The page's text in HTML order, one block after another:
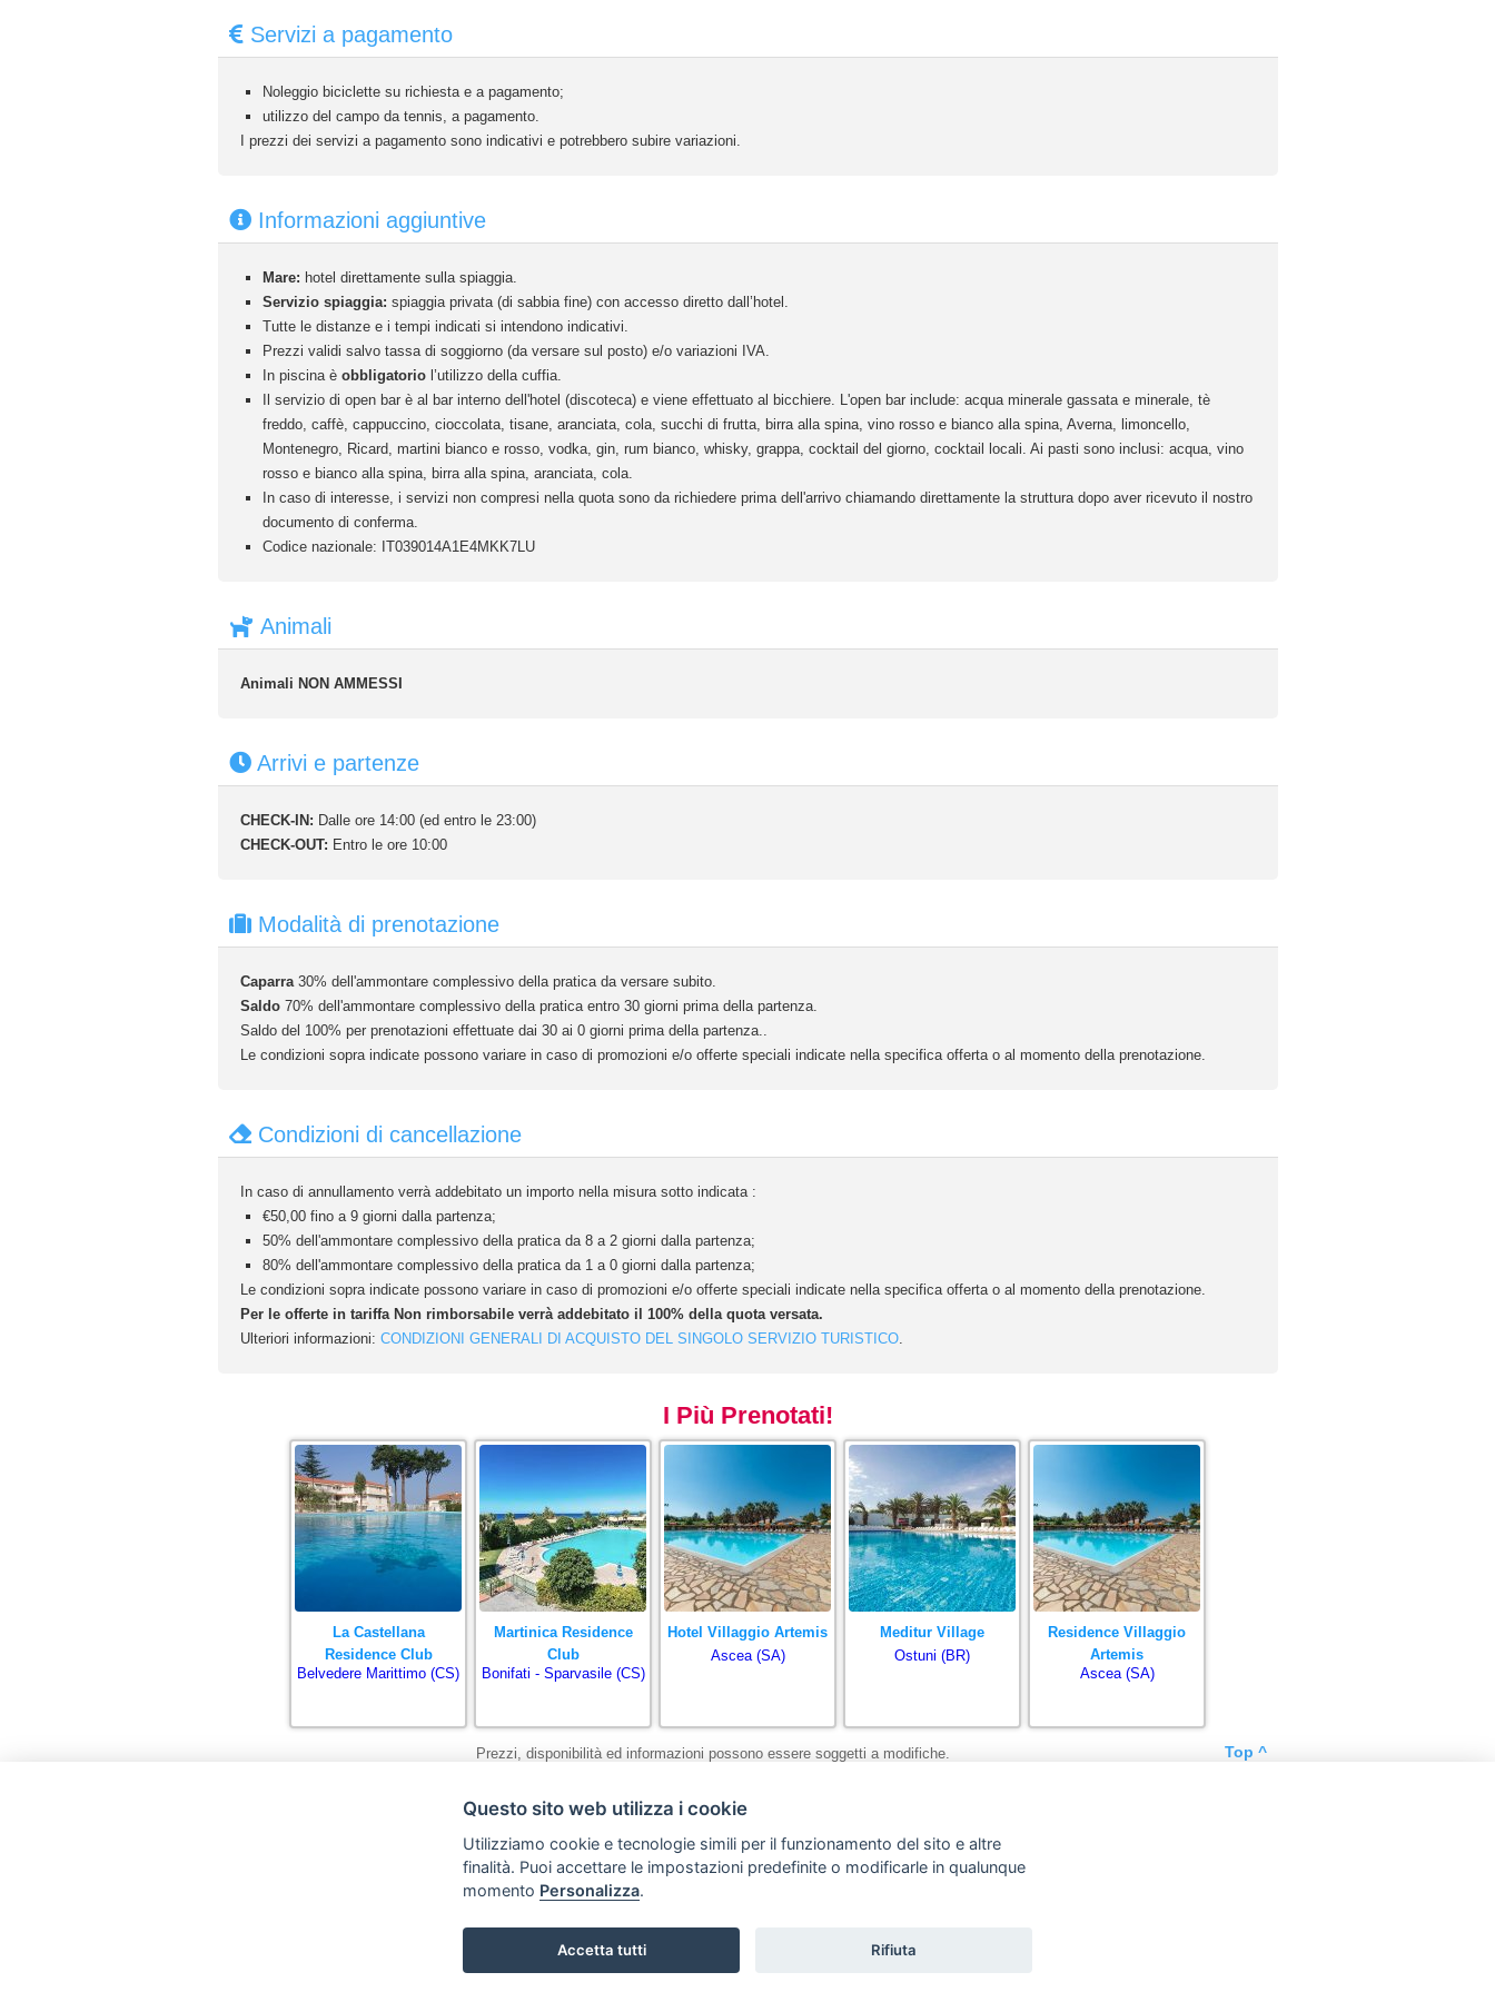
Servizi a pagamento
Noleggio biciclette su richiesta e a pagamento;
utilizzo del campo da tennis, a pagamento.
I prezzi dei servizi a pagamento sono indicativi e potrebbero subire variazioni.
Informazioni aggiuntive
Mare: hotel direttamente sulla spiaggia.
Servizio spiaggia: spiaggia privata (di sabbia fine) con accesso diretto dall’hotel.
Tutte le distanze e i tempi indicati si intendono indicativi.
Prezzi validi salvo tassa di soggiorno (da versare sul posto) e/o variazioni IVA.
In piscina è obbligatoriol’utilizzo della cuffia.
Il servizio di open bar è al bar interno dell'hotel (discoteca) e viene effettuato al bicchiere. L'open bar include: acqua minerale gassata e minerale, tè
freddo, caffè, cappuccino, cioccolata, tisane, aranciata, cola, succhi di frutta, birra alla spina, vino rosso e bianco alla spina, Averna, limoncello,
Montenegro, Ricard, martini bianco e rosso, vodka, gin, rum bianco, whisky, grappa, cocktail del giorno, cocktail locali. Ai pasti sono inclusi: acqua, vino
rosso e bianco alla spina, birra alla spina, aranciata, cola.
In caso di interesse, i servizi non compresi nella quota sono da richiedere prima dell'arrivo chiamando direttamente la struttura dopo aver ricevuto il nostro
documento di conferma.
Codice nazionale: IT039014A1E4MKK7LU
Animali
Animali NON AMMESSI
Arrivi e partenze
CHECK-IN: Dalle ore 14:00 (ed entro le 23:00)
CHECK-OUT: Entro le ore 10:00
Modalità di prenotazione
Caparra 30% dell'ammontare complessivo della pratica da versare subito.
Saldo 70% dell'ammontare complessivo della pratica entro 30 giorni prima della partenza.
Saldo del 100% per prenotazioni effettuate dai 30 ai 0 giorni prima della partenza..
Le condizioni sopra indicate possono variare in caso di promozioni e/o offerte speciali indicate nella specifica offerta o al momento della prenotazione.
Condizioni di cancellazione
In caso di annullamento verrà addebitato un importo nella misura sotto indicata :
€50,00 fino a 9 giorni dalla partenza;
50% dell'ammontare complessivo della pratica da 8 a 2 giorni dalla partenza;
80% dell'ammontare complessivo della pratica da 1 a 0 giorni dalla partenza;
Le condizioni sopra indicate possono variare in caso di promozioni e/o offerte speciali indicate nella specifica offerta o al momento della prenotazione.
Per le offerte in tariffa Non rimborsabile verrà addebitato il 100% della quota versata.
Ulteriori informazioni: CONDIZIONI GENERALI DI ACQUISTO DEL SINGOLO SERVIZIO TURISTICO.
I Più Prenotati!
La Castellana
Residence Club
Belvedere Marittimo (CS)
Martinica Residence
Club
Bonifati - Sparvasile (CS)
Hotel Villaggio Artemis
Ascea (SA)
Meditur Village
Ostuni (BR)
Residence Villaggio
Artemis
Ascea (SA)
Top ^
Prezzi, disponibilità ed informazioni possono essere soggetti a modifiche.
STA Sunny Travel Agency: 0734.671500 - Copyright © Tutti i diritti sono riservati
Hello Vacanze S.r.L., via A. Costa n° 2 - 63822 Porto San Giorgio (FM)
Partita IVA 02257690442 - R.E.A. FM-200734
Questo sito web utilizza i cookie
Utilizziamo cookie e tecnologie simili per il funzionamento del sito e altre
finalità. Puoi accettare le impostazioni predefinite o modificarle in qualunque
momento Personalizza.
Accetta tutti Rifiuta